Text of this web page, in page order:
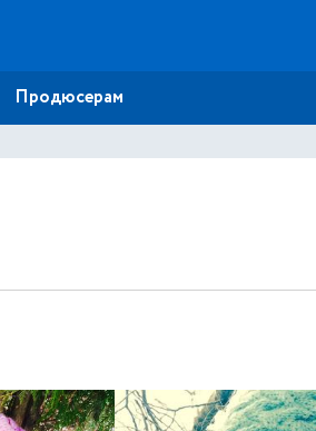
Продюсерам